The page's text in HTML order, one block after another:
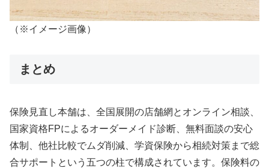
（※イメージ画像）
まとめ
保険見直し本舗は、全国展開の店舗網とオンライン相談、
国家資格FPによるオーダーメイド診断、無料面談の安心
体制、他社比較でムダ削減、学資保険から相続対策まで総
合サポートという五つの柱で構成されています。保険料の